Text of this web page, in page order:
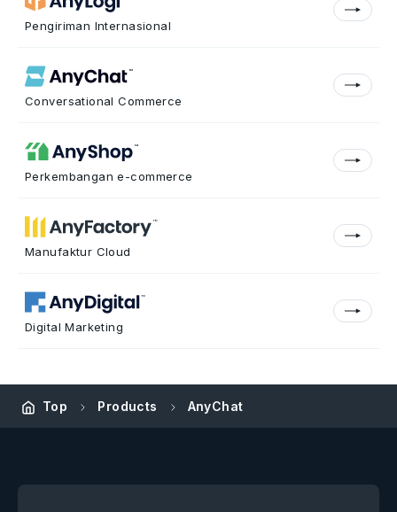
Pengiriman Internasional
Conversational Commerce
Perkembangan e-commerce
Manufaktur Cloud
Digital Marketing
Top Products AnyChat